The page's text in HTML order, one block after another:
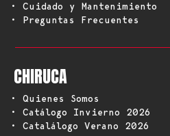
• Cuidado y Mantenimiento
• Preguntas Frecuentes
CHIRUCA
• Quienes Somos
• Catálogo Invierno 2026
• Catalálogo Verano 2026